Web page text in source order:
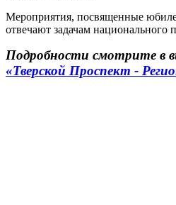
Мероприятия, посвященные
отвечают задачам национального
Подробности смотрите в
«Тверской Проспект -